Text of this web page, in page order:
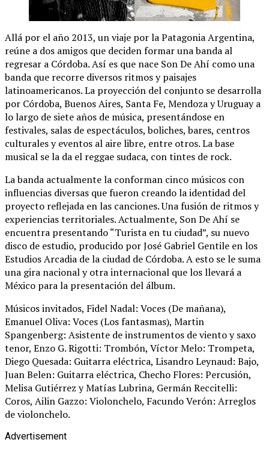
Allá por el año 2013, un viaje por la Patagonia Argentina,
reúne a dos amigos que deciden formar una banda al
regresar a Córdoba. Así es que nace Son De Ahí como una
banda que recorre diversos ritmos y paisajes
latinoamericanos. La proyección del conjunto se desarrolla
por Córdoba, Buenos Aires, Santa Fe, Mendoza y Uruguay a
lo largo de siete años de música, presentándose en
festivales, salas de espectáculos, boliches, bares, centros
culturales y eventos al aire libre, entre otros. La base
musical se la da el reggae sudaca, con tintes de rock.
La banda actualmente la conforman cinco músicos con
influencias diversas que fueron creando la identidad del
proyecto reflejada en las canciones. Una fusión de ritmos y
experiencias territoriales. Actualmente, Son De Ahí se
encuentra presentando “Turista en tu ciudad”, su nuevo
disco de estudio, producido por José Gabriel Gentile en los
Estudios Arcadia de la ciudad de Córdoba. A esto se le suma
una gira nacional y otra internacional que los llevará a
México para la presentación del álbum.
Músicos invitados, Fidel Nadal: Voces (De mañana),
Emanuel Oliva: Voces (Los fantasmas), Martin
Spangenberg: Asistente de instrumentos de viento y saxo
tenor, Enzo G. Rigotti: Trombón, Víctor Melo: Trompeta,
Diego Quesada: Guitarra eléctrica, Lisandro Leynaud: Bajo,
Juan Belen: Guitarra eléctrica, Checho Flores: Percusión,
Melisa Gutiérrez y Matías Lubrina, Germán Reccitelli:
Coros, Ailin Gazzo: Violonchelo, Facundo Verón: Arreglos
de violonchelo.
Advertisement